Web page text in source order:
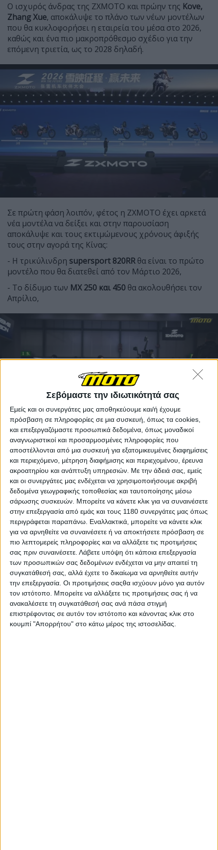
Σεβόμαστε την ιδιωτικότητά σας
Εμείς και οι συνεργάτες μας αποθηκεύουμε και/ή έχουμε
πρόσβαση σε πληροφορίες σε μια συσκευή, όπως τα cookies,
και επεξεργαζόμαστε προσωπικά δεδομένα, όπως μοναδικοί
αναγνωριστικοί και προσαρμοσμένες πληροφορίες που
αποστέλλονται από μια συσκευή για εξατομικευμένες διαφημίσεις
και περιεχόμενο, μέτρηση διαφήμισης και περιεχομένου, έρευνα
ακροατηρίου και ανάπτυξη υπηρεσιών. Με την άδειά σας, εμείς
και οι συνεργάτες μας ενδέχεται να χρησιμοποιήσουμε ακριβή
δεδομένα γεωγραφικής τοποθεσίας και ταυτοποίησης μέσω
σάρωσης συσκευών. Μπορείτε να κάνετε κλικ για να συναινέσετε
στην επεξεργασία από εμάς και τους 1180 συνεργάτες μας όπως
περιγράφεται παραπάνω. Εναλλακτικά, μπορείτε να κάνετε κλικ
για να αρνηθείτε να συναινέσετε ή να αποκτήσετε πρόσβαση σε
πιο λεπτομερείς πληροφορίες και να αλλάξετε τις προτιμήσεις
σας πριν συναινέσετε. Λάβετε υπόψη ότι κάποια επεξεργασία
των προσωπικών σας δεδομένων ενδέχεται να μην απαιτεί τη
συγκατάθεσή σας, αλλά έχετε το δικαίωμα να αρνηθείτε αυτήν
την επεξεργασία. Οι προτιμήσεις σαςθα ισχύουν μόνο για αυτόν
τον ιστότοπο. Μπορείτε να αλλάξετε τις προτιμήσεις σας ή να
ανακαλέσετε τη συγκατάθεσή σας ανά πάσα στιγμή
επιστρέφοντας σε αυτόν τον ιστότοπο και κάνοντας κλικ στο
κουμπί "Απορρήτου" στο κάτω μέρος της ιστοσελίδας.
Ο ισχυρός άνδρας της ΖΧΜΟΤΟ και πρώην της Kove,
Zhang Xue, αποκάλυψε το πλάνο των νέων μοντέλων
που θα κυκλοφορήσει η εταιρεία του μέσα στο 2026,
καθώς και ένα πιο μακροπρόθεσμο σχέδιο για την
επόμενη τριετία, ως το 2028 δηλαδή.
Σε πρώτη φάση λοιπόν, φέτος η ΖΧΜΟΤΟ έχει αρκετά
νέα μοντέλα να δείξει και στην παρουσίαση
αποκάλυψε και τους εκτιμώμενους χρόνους άφιξής
τους στην αγορά της Κίνας:
- Η τρικύλινδρη supersport 820RRθα είναι το πρώτο
μοντέλο που θα διατεθεί από τον Μάρτιο 2026,
- Το δίδυμο των ΜΧ 250 και 450 θα ακολουθήσει τον
Απρίλιο,
- Από τον Ιούνιο αναμένεται ηγυμνή 820Rκαι οι δύο
άλλες εκδόσεις της supersport, 820RR-R και 820RR-RS,
ZXMOTO 820R
- Τον Ιούλιο θα έρθει η450 Rallyμοτοσυκλέτα που
λογικά θα δούμε στο επόμενο Dakar,